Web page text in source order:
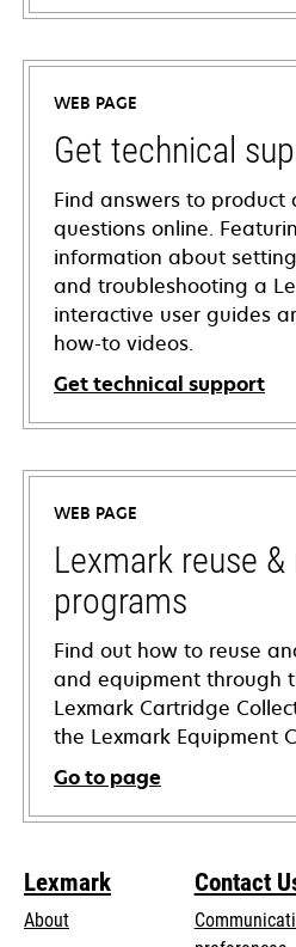
WEB PAGE
Get technical
Find answers to product
questions online.
information about
and troubleshooting a
interactive user guides
how-to videos.
Get technical support
opens
in
new
tab
WEB PAGE
Lexmark reuse
programs
Find out how to reuse
and equipment through
Lexmark Cartridge
the Lexmark Equipment
Go to page
Lexmark
About
Contact